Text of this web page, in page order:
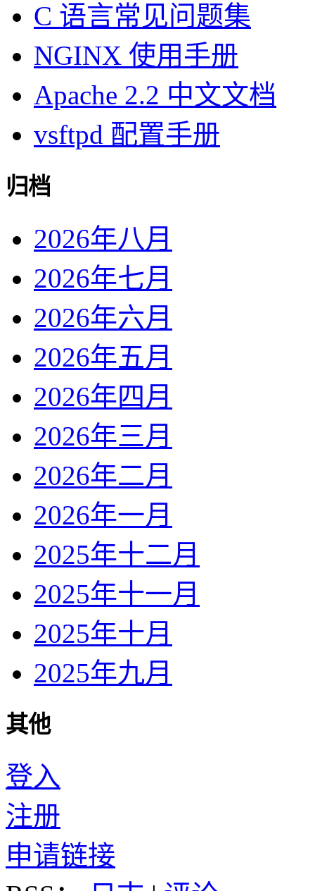
C 语言常见问题集
NGINX 使用手册
Apache 2.2 中文文档
vsftpd 配置手册
归档
2026年八月
2026年七月
2026年六月
2026年五月
2026年四月
2026年三月
2026年二月
2026年一月
2025年十二月
2025年十一月
2025年十月
2025年九月
其他
登入
注册
申请链接